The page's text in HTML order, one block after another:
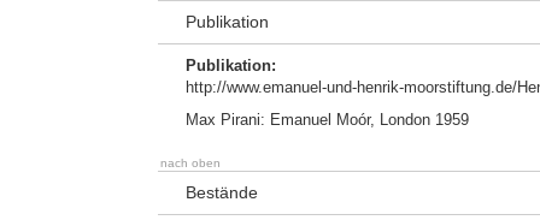
Publikation
Publikation:
http://www.emanuel-und-henrik-moorstiftung.de/
Max Pirani: Emanuel Moór, London 1959
nach oben
Bestände